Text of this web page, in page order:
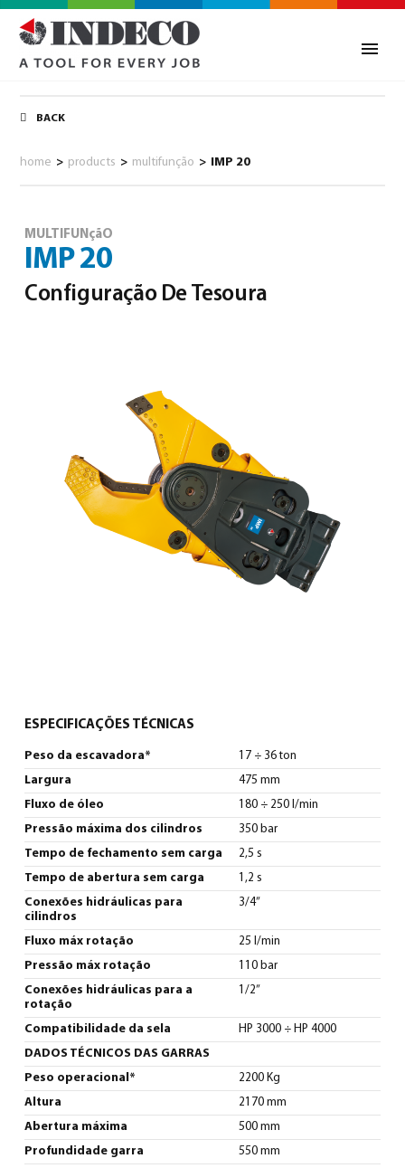
Português)
BACK
home > products > multifunção > IMP 20
MULTIFUNçãO
IMP 20
Configuração De Tesoura
ESPECIFICAÇÕES TÉCNICAS
Peso da escavadora* 17 ÷ 36 ton
Largura 475 mm
Fluxo de óleo 180 ÷ 250 l/min
Pressão máxima dos cilindros 350 bar
Tempo de fechamento sem carga 2,5 s
Tempo de abertura sem carga 1,2 s
Conexões hidráulicas para
cilindros
3/4”
Fluxo máx rotação 25 l/min
Pressão máx rotação 110 bar
Conexões hidráulicas para a
rotação
1/2”
Compatibilidade da sela HP 3000 ÷ HP 4000
DADOS TÉCNICOS DAS GARRAS
Peso operacional* 2200 Kg
Altura 2170 mm
Abertura máxima 500 mm
Profundidade garra 550 mm